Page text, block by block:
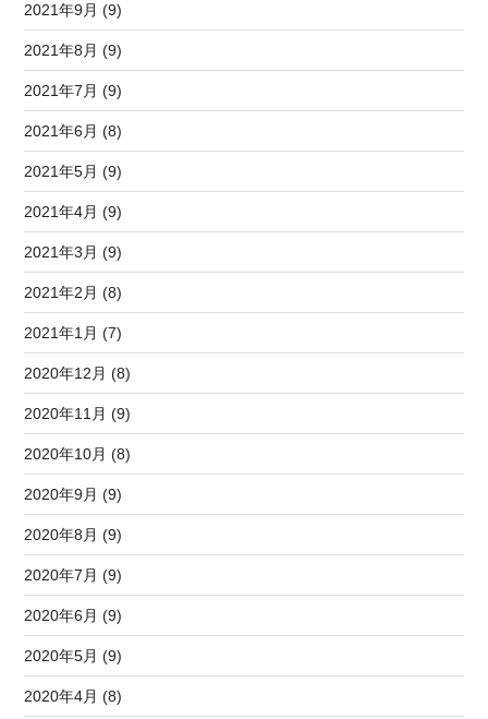
2021年9月 (9)
2021年8月 (9)
2021年7月 (9)
2021年6月 (8)
2021年5月 (9)
2021年4月 (9)
2021年3月 (9)
2021年2月 (8)
2021年1月 (7)
2020年12月 (8)
2020年11月 (9)
2020年10月 (8)
2020年9月 (9)
2020年8月 (9)
2020年7月 (9)
2020年6月 (9)
2020年5月 (9)
2020年4月 (8)